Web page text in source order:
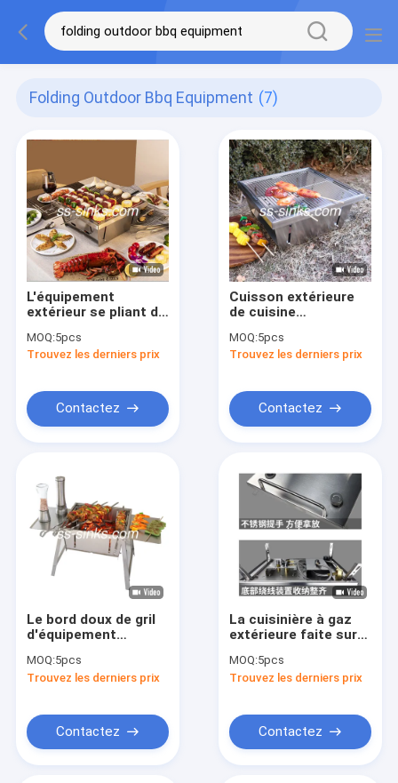
Folding Outdoor Bbq Equipment (7)
L'équipement
extérieur se pliant de
enduit des grils de
charbon de bois
MOQ:5pcs
Trouvez les derniers prix
Contactez
Cuisson extérieure
de cuisine
BARBECUE de gril
portatif de charbon
MOQ:5pcs
Trouvez les derniers prix
Contactez
Le bord doux de gril
d'équipement
BARBECUE a
facilement nettoyé
MOQ:5pcs
Trouvez les derniers prix
Contactez
La cuisinière à gaz
extérieure faite sur
l'équipement
35X25X11cm de
facilement réunie
MOQ:5pcs
Trouvez les derniers prix
Contactez